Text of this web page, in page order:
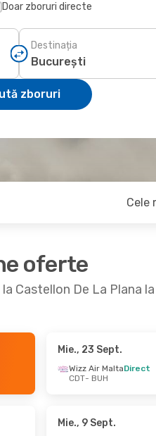
Doar zboruri directe
Destinația
zboruri
Cele
oferte
Castellon De La Plana
Direct
Mie., 23 Sept.
Wizz Air MaltaDirect
CDT- BUH
Mie., 9 Sept.